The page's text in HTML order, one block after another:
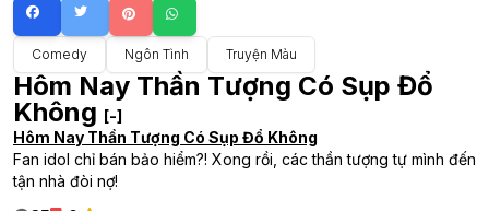
Comedy Ngôn Tình Truyện Màu
Hôm Nay Thần Tượng Có Sụp Đổ
Không [-]
Hôm Nay Thần Tượng Có Sụp Đổ Không
Fan idol chỉ bán bảo hiểm?! Xong rồi, các thần tượng tự mình đến
tận nhà đòi nợ!